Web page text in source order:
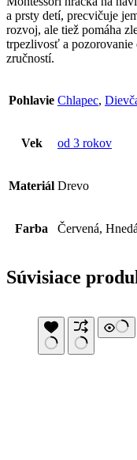
a prsty detí, precvičuje
rozvoj, ale tiež pomáha
trpezlivosť a pozorovanie
zručností.
Pohlavie Chlapec,
Vek od 3 rokov
Materiál Drevo
Farba Červená,
Súvisiace